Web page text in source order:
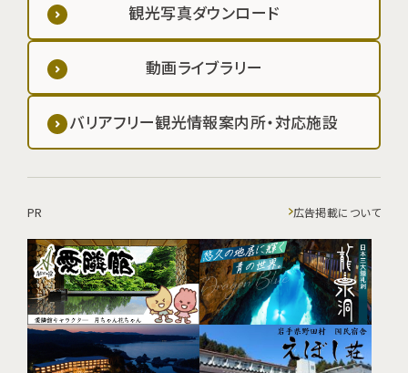
観光写真ダウンロード
動画ライブラリー
バリアフリー観光情報案内所・対応施設
PR 広告掲載について